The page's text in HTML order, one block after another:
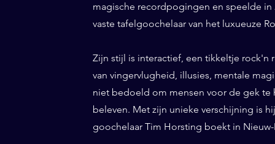
magische recordpogingen en speelde in
vaste tafelgoochelaar van het luxueuze
Zijn stijl is interactief, een tikkeltje rock'n
van vingervlugheid, illusies, mentale
niet bedoeld om mensen voor de gek te
beleven. Met zijn unieke verschijning is
goochelaar Tim Horsting boekt in